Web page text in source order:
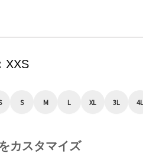
XXS
S M L XL 3L 4L
カスタマイズ